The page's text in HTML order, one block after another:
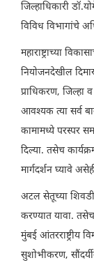
जिल्हाधिकारी
विविध विभागांचे
महाराष्ट्राच्या
नियोजनदेखील
प्राधिकरण, जिल्हा व
आवश्यक त्या सर्व
कामामध्ये परस्पर
दिल्या. तसेच
मार्गदर्शन घ्यावे
अटल सेतूच्या शिवडी
करण्यात यावा. तसेच
मुंबई आंतरराष्ट्रीय
सुशोभीकरण,